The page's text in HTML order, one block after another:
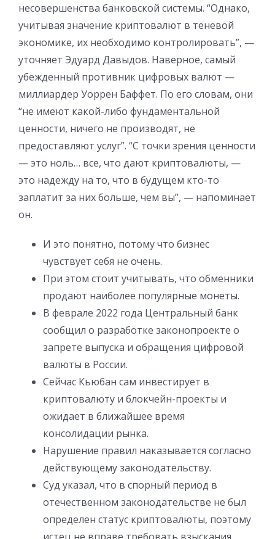
несовершенства банковской системы. “Однако,
учитывая значение криптовалют в теневой
экономике, их необходимо контролировать”, —
уточняет Эдуард Давыдов. Наверное, самый
убежденный противник цифровых валют —
миллиардер Уоррен Баффет. По его словам, они
“не имеют какой-либо фундаментальной
ценности, ничего не производят, не
предоставляют услуг”. “С точки зрения ценности
— это ноль… все, что дают криптовалюты, —
это надежду на то, что в будущем кто-то
заплатит за них больше, чем вы”, — напоминает
он.
И это понятно, потому что бизнес
чувствует себя не очень.
При этом стоит учитывать, что обменники
продают наиболее популярные монеты.
В феврале 2022 года Центральный банк
сообщил о разработке законопроекте о
запрете выпуска и обращения цифровой
валюты в России.
Сейчас Кьюбан сам инвестирует в
криптовалюту и блокчейн-проекты и
ожидает в ближайшее время
консолидации рынка.
Нарушение правил наказывается согласно
действующему законодательству.
Суд указал, что в спорный период в
отечественном законодательстве не был
определен статус криптовалюты, поэтому
истец не вправе требовать взыскания